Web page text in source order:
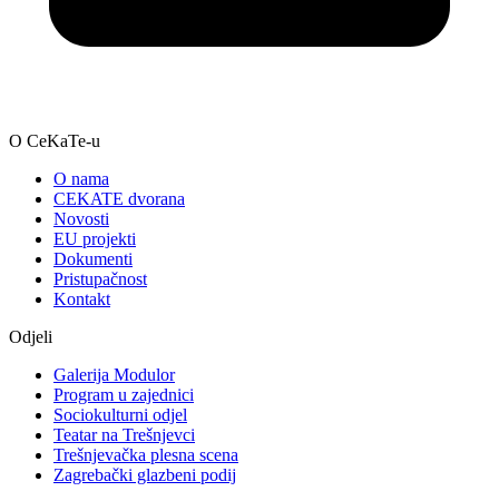
O CeKaTe-u
O nama
CEKATE dvorana
Novosti
EU projekti
Dokumenti
Pristupačnost
Kontakt
Odjeli
Galerija Modulor
Program u zajednici
Sociokulturni odjel
Teatar na Trešnjevci
Trešnjevačka plesna scena
Zagrebački glazbeni podij